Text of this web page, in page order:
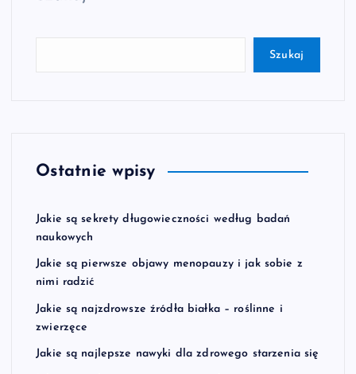
Szukaj
Ostatnie wpisy
Jakie są sekrety długowieczności według badań
naukowych
Jakie są pierwsze objawy menopauzy i jak sobie z
nimi radzić
Jakie są najzdrowsze źródła białka – roślinne i
zwierzęce
Jakie są najlepsze nawyki dla zdrowego starzenia się